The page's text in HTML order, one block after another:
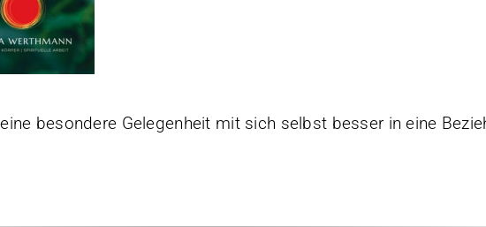
besondere Gelegenheit mit sich selbst besser in eine